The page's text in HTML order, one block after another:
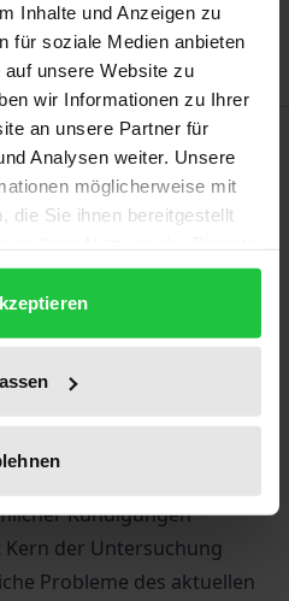
Inhalte und Anzeigen zu
für soziale Medien anbieten
unsere Website zu
wir Informationen zu Ihrer
an unsere Partner für
Analysen weiter. Unsere
möglicherweise mit
die Sie ihnen bereitgestellt
(BITs) sind
regelmäßig über
(auchsurvival
in zeitlicher
sie einseitige
einer 10-, 15- oder
Kündigungen
Kern der Untersuchung
Probleme des aktuellen